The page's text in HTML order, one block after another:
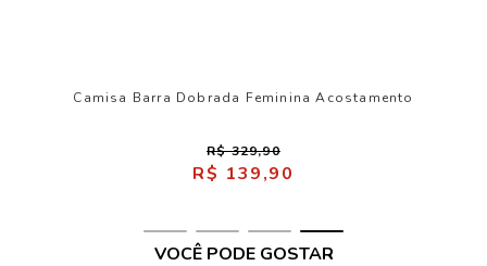
Camisa Barra Dobrada Feminina Acostamento
R$ 329,90
R$ 139,90
VOCÊ PODE GOSTAR